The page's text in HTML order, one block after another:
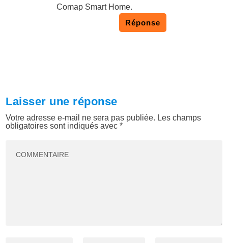
Comap Smart Home.
Réponse
Laisser une réponse
Votre adresse e-mail ne sera pas publiée. Les champs
obligatoires sont indiqués avec*